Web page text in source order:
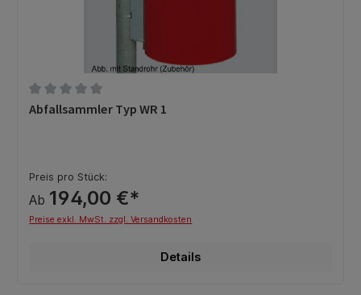
Durchschnittliche Bewertung von 0 von 5 Sternen
Abfallsammler Typ WR 1
Preis pro Stück:
Ab 194,00 €*
Preise exkl. MwSt. zzgl. Versandkosten
Details